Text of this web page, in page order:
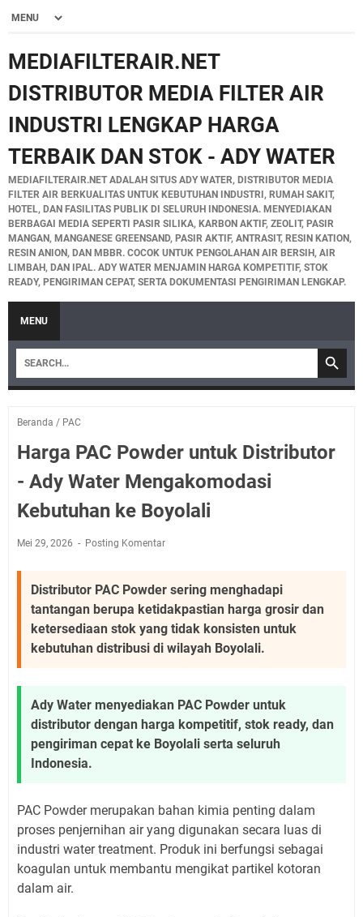
MEDIAFILTERAIR.NET
DISTRIBUTOR MEDIA FILTER AIR
INDUSTRI LENGKAP HARGA
TERBAIK DAN STOK - ADY WATER
MEDIAFILTERAIR.NET ADALAH SITUS ADY WATER, DISTRIBUTOR MEDIA
FILTER AIR BERKUALITAS UNTUK KEBUTUHAN INDUSTRI, RUMAH SAKIT,
HOTEL, DAN FASILITAS PUBLIK DI SELURUH INDONESIA. MENYEDIAKAN
BERBAGAI MEDIA SEPERTI PASIR SILIKA, KARBON AKTIF, ZEOLIT, PASIR
MANGAN, MANGANESE GREENSAND, PASIR AKTIF, ANTRASIT, RESIN KATION,
RESIN ANION, DAN MBBR. COCOK UNTUK PENGOLAHAN AIR BERSIH, AIR
LIMBAH, DAN IPAL. ADY WATER MENJAMIN HARGA KOMPETITIF, STOK
READY, PENGIRIMAN CEPAT, SERTA DOKUMENTASI PENGIRIMAN LENGKAP.
MENU
Beranda / PAC
Harga PAC Powder untuk Distributor
- Ady Water Mengakomodasi
Kebutuhan ke Boyolali
Mei 29, 2026 Posting Komentar
Distributor PAC Powder sering menghadapi
tantangan berupa ketidakpastian harga grosir dan
ketersediaan stok yang tidak konsisten untuk
kebutuhan distribusi di wilayah Boyolali.
Ady Water menyediakan PAC Powder untuk
distributor dengan harga kompetitif, stok ready, dan
pengiriman cepat ke Boyolali serta seluruh
Indonesia.
PAC Powder merupakan bahan kimia penting dalam
proses penjernihan air yang digunakan secara luas di
industri water treatment. Produk ini berfungsi sebagai
koagulan untuk membantu mengikat partikel kotoran
dalam air.